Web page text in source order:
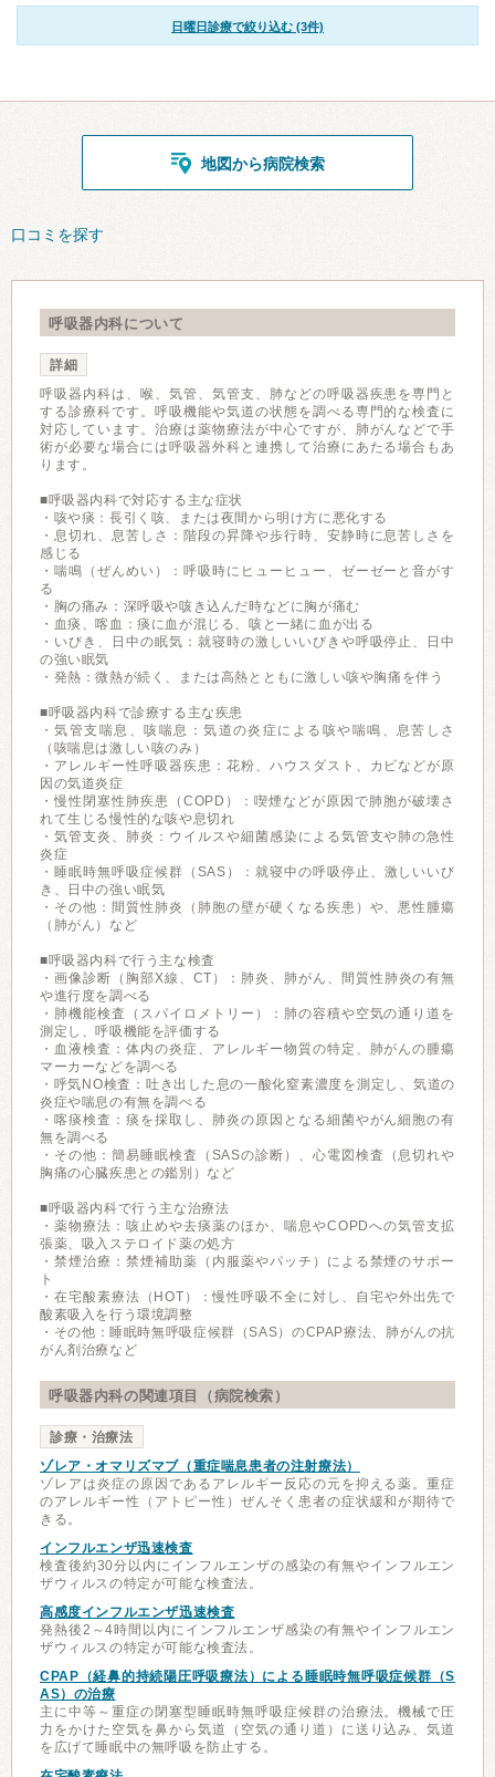
日曜日診療で絞り込む (3件)
地図から病院検索
口コミを探す
呼吸器内科について
詳細
呼吸器内科は、喉、気管、気管支、肺などの呼吸器疾患を専門と
する診療科です。呼吸機能や気道の状態を調べる専門的な検査に
対応しています。治療は薬物療法が中心ですが、肺がんなどで手
術が必要な場合には呼吸器外科と連携して治療にあたる場合もあ
ります。
■呼吸器内科で対応する主な症状
・咳や痰：長引く咳、または夜間から明け方に悪化する
・息切れ、息苦しさ：階段の昇降や歩行時、安静時に息苦しさを
感じる
・喘鳴（ぜんめい）：呼吸時にヒューヒュー、ゼーゼーと音がす
る
・胸の痛み：深呼吸や咳き込んだ時などに胸が痛む
・血痰、喀血：痰に血が混じる、咳と一緒に血が出る
・いびき、日中の眠気：就寝時の激しいいびきや呼吸停止、日中
の強い眠気
・発熱：微熱が続く、または高熱とともに激しい咳や胸痛を伴う
■呼吸器内科で診療する主な疾患
・気管支喘息、咳喘息：気道の炎症による咳や喘鳴、息苦しさ
（咳喘息は激しい咳のみ）
・アレルギー性呼吸器疾患：花粉、ハウスダスト、カビなどが原
因の気道炎症
・慢性閉塞性肺疾患（COPD）：喫煙などが原因で肺胞が破壊さ
れて生じる慢性的な咳や息切れ
・気管支炎、肺炎：ウイルスや細菌感染による気管支や肺の急性
炎症
・睡眠時無呼吸症候群（SAS）：就寝中の呼吸停止、激しいいび
き、日中の強い眠気
・その他：間質性肺炎（肺胞の壁が硬くなる疾患）や、悪性腫瘍
（肺がん）など
■呼吸器内科で行う主な検査
・画像診断（胸部X線、CT）：肺炎、肺がん、間質性肺炎の有無
や進行度を調べる
・肺機能検査（スパイロメトリー）：肺の容積や空気の通り道を
測定し、呼吸機能を評価する
・血液検査：体内の炎症、アレルギー物質の特定、肺がんの腫瘍
マーカーなどを調べる
・呼気NO検査：吐き出した息の一酸化窒素濃度を測定し、気道の
炎症や喘息の有無を調べる
・喀痰検査：痰を採取し、肺炎の原因となる細菌やがん細胞の有
無を調べる
・その他：簡易睡眠検査（SASの診断）、心電図検査（息切れや
胸痛の心臓疾患との鑑別）など
■呼吸器内科で行う主な治療法
・薬物療法：咳止めや去痰薬のほか、喘息やCOPDへの気管支拡
張薬、吸入ステロイド薬の処方
・禁煙治療：禁煙補助薬（内服薬やパッチ）による禁煙のサポー
ト
・在宅酸素療法（HOT）：慢性呼吸不全に対し、自宅や外出先で
酸素吸入を行う環境調整
・その他：睡眠時無呼吸症候群（SAS）のCPAP療法、肺がんの抗
がん剤治療など
呼吸器内科の関連項目（病院検索）
診療・治療法
ゾレア・オマリズマブ（重症喘息患者の注射療法）
ゾレアは炎症の原因であるアレルギー反応の元を抑える薬。重症
のアレルギー性（アトピー性）ぜんそく患者の症状緩和が期待で
きる。
インフルエンザ迅速検査
検査後約30分以内にインフルエンザの感染の有無やインフルエン
ザウィルスの特定が可能な検査法。
高感度インフルエンザ迅速検査
発熱後2～4時間以内にインフルエンザ感染の有無やインフルエン
ザウィルスの特定が可能な検査法。
CPAP（経鼻的持続陽圧呼吸療法）による睡眠時無呼吸症候群（S
AS）の治療
主に中等～重症の閉塞型睡眠時無呼吸症候群の治療法。機械で圧
力をかけた空気を鼻から気道（空気の通り道）に送り込み、気道
を広げて睡眠中の無呼吸を防止する。